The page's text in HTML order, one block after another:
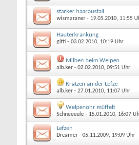
starker haarausfall
wismaraner - 19.05.2010, 11:55
Hauterkrankung
gitti - 03.02.2010, 10:19 Uhr
Milben beim Welpen
alb.ker - 02.02.2010, 09:51 Uhr
Kratzen an der Lefze
alb.ker - 27.01.2010, 11:07 Uhr
Welpenohr müffelt
Schneeeule - 15.01.2010, 16:07
Lefzen
Dreamer - 05.11.2009, 19:09 Uhr